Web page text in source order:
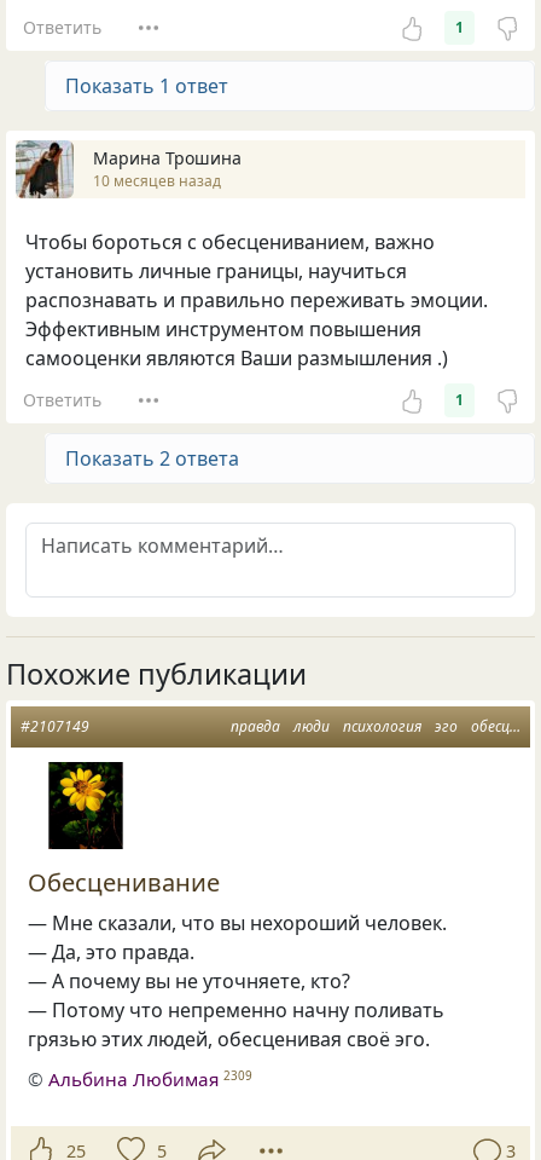
Ответить 1
Показать 1 ответ
Марина Трошина
10 месяцев назад
Чтобы бороться с обесцениванием, важно
установить личные границы, научиться
распознавать и правильно переживать эмоции.
Эффективным инструментом повышения
самооценки являются Ваши размышления .)
Ответить 1
Показать 2 ответа
Похожие публикации
правда люди психология эго обесценивание
#2107149
Обесценивание
— Мне сказали, что вы нехороший человек.
— Да, это правда.
— А почему вы не уточняете, кто?
— Потому что непременно начну поливать
грязью этих людей, обесценивая своё эго.
©Альбина Любимая 2309
25 5 3